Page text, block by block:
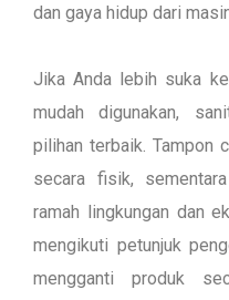
dan gaya hidup dari
Jika Anda lebih suka
mudah digunakan,
pilihan terbaik. Tampon
secara fisik,
ramah lingkungan dan
mengikuti petunjuk
mengganti produk